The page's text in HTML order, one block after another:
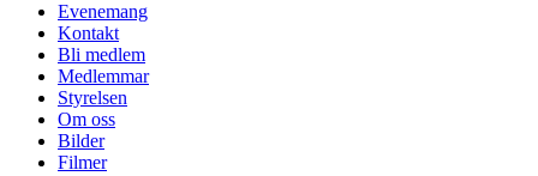
Evenemang
Kontakt
Bli medlem
Medlemmar
Styrelsen
Om oss
Bilder
Filmer